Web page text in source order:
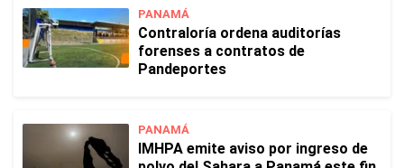
PANAMÁ
Contraloría ordena auditorías
forenses a contratos de
Pandeportes
PANAMÁ
IMHPA emite aviso por ingreso de